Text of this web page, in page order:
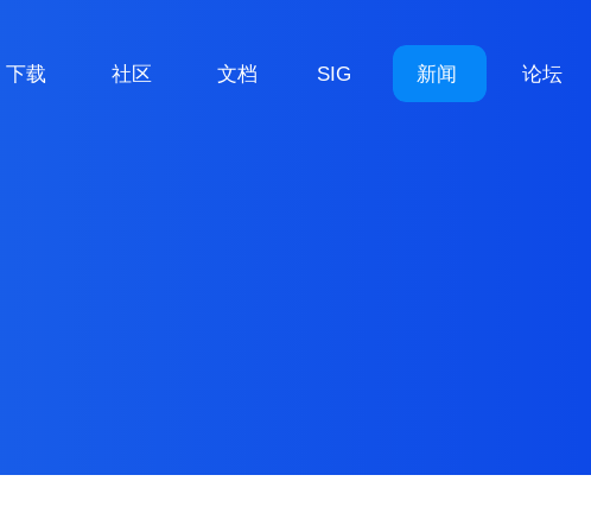
下载 社区 文档 SIG 新闻 论坛